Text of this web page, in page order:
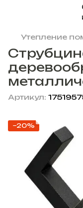
Утепление
Артикул:
−20%